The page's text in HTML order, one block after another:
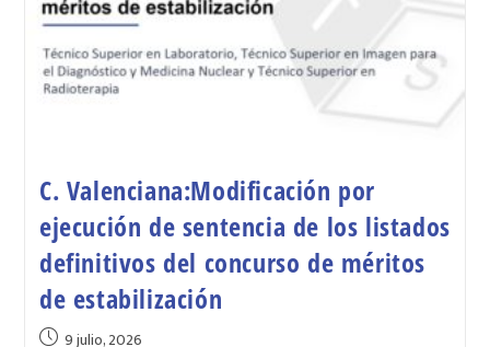
C. Valenciana:Modificación por
ejecución de sentencia de los listados
definitivos del concurso de méritos
de estabilización
9 julio, 2026